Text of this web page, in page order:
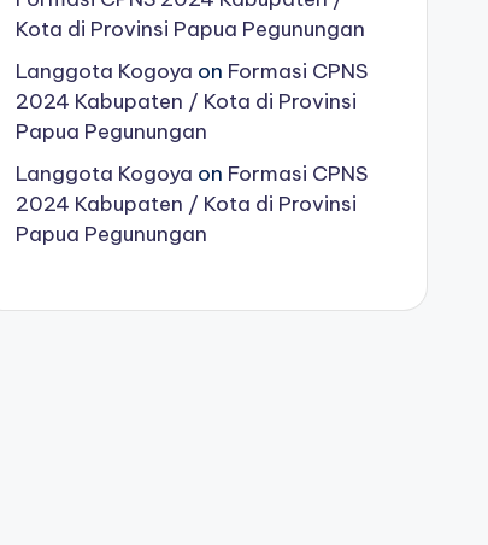
Kota di Provinsi Papua Pegunungan
Langgota Kogoya on Formasi CPNS
2024 Kabupaten / Kota di Provinsi
Papua Pegunungan
Langgota Kogoya on Formasi CPNS
2024 Kabupaten / Kota di Provinsi
Papua Pegunungan